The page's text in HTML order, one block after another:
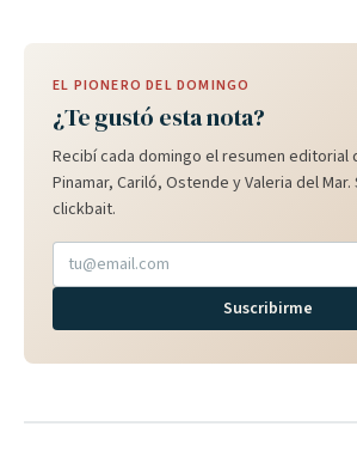
EL PIONERO DEL DOMINGO
¿Te gustó esta nota?
Recibí cada domingo el resumen editorial
Pinamar, Cariló, Ostende y Valeria del Mar.
clickbait.
Suscribirme